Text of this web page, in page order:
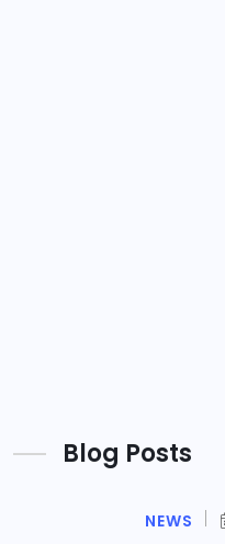
Blog Posts
NEWS